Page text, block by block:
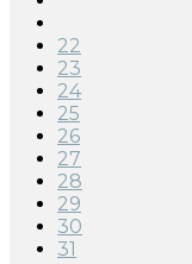
22
23
24
25
26
27
28
29
30
31